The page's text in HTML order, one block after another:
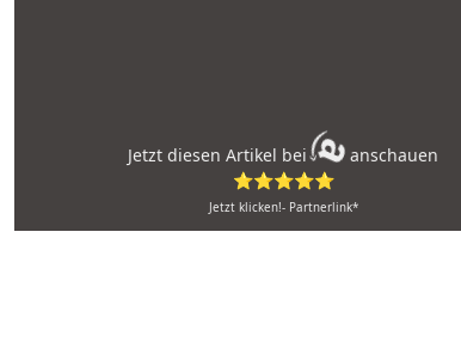
Jetzt diesen Artikel bei
anschauen
⭐⭐⭐⭐⭐
Jetzt klicken!- Partnerlink*